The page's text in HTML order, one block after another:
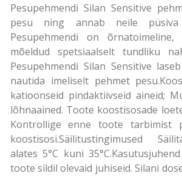
Pesupehmendi Silan Sensitive
pesu ning annab neile
Pesupehmendi on
mõeldud spetsiaalselt tundliku
Pesupehmendi Silan Sensitive
nautida imeliselt pehmet
katioonseid pindaktiivseid aineid;
lõhnaained. Toote koostisosade
Kontrollige enne toote tarbimist
koostisosi.Säilitustingimused
alates 5°C kuni
toote sildil olevaid juhiseid. Silani